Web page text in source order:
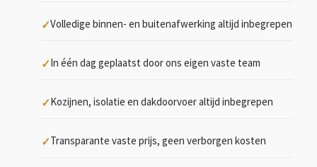
Volledige binnen- en buitenafwerking altijd inbegrepen
In één dag geplaatst door ons eigen vaste team
Kozijnen, isolatie en dakdoorvoer altijd inbegrepen
Transparante vaste prijs, geen verborgen kosten